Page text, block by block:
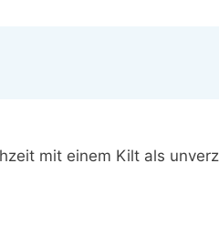
mit einem Kilt als